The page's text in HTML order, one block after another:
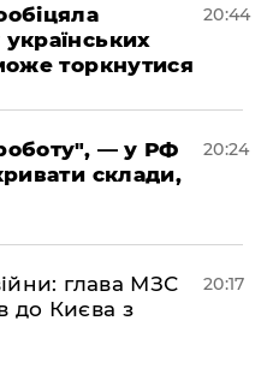
торкнутися
20:44
— у РФ
склади,
20:24
глава МЗС
до Києва з
20:17